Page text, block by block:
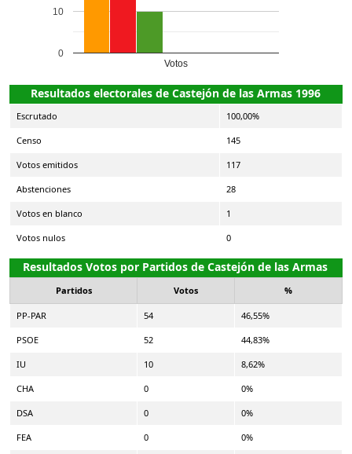
Votos
0
10
Resultados electorales de Castejón de las Armas 1996
Escrutado 100,00%
Censo 145
Votos emitidos 117
Abstenciones 28
Votos en blanco 1
Votos nulos 0
Resultados Votos por Partidos de Castejón de las Armas
Partidos Votos %
PP-PAR 54 46,55%
PSOE 52 44,83%
IU 10 8,62%
CHA 0 0%
DSA 0 0%
FEA 0 0%